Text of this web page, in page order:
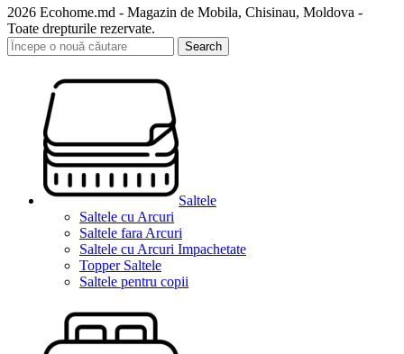
2026 Ecohome.md - Magazin de Mobila, Chisinau, Moldova -
Toate drepturile rezervate.
Search
Saltele
Saltele cu Arcuri
Saltele fara Arcuri
Saltele cu Arcuri Impachetate
Topper Saltele
Saltele pentru copii